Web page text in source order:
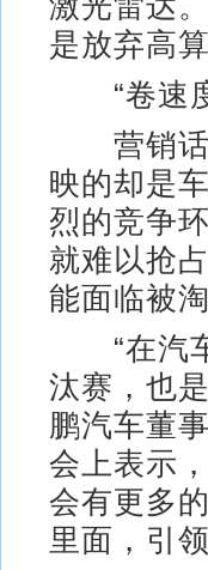
是放弃高
“卷速度
营销话
映的却是
烈的竞争
就难以抢
能面临被
“在汽车
汰赛，也
鹏汽车董
会上表示
会有更多
里面，引